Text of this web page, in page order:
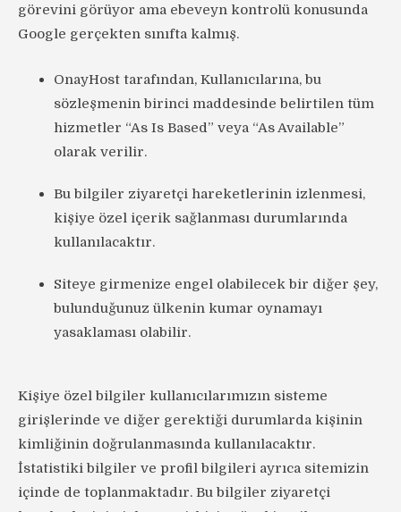
görevini görüyor ama ebeveyn kontrolü konusunda
Google gerçekten sınıfta kalmış.
OnayHost tarafından, Kullanıcılarına, bu
sözleşmenin birinci maddesinde belirtilen tüm
hizmetler “As Is Based” veya “As Available”
olarak verilir.
Bu bilgiler ziyaretçi hareketlerinin izlenmesi,
kişiye özel içerik sağlanması durumlarında
kullanılacaktır.
Siteye girmenize engel olabilecek bir diğer şey,
bulunduğunuz ülkenin kumar oynamayı
yasaklaması olabilir.
Kişiye özel bilgiler kullanıcılarımızın sisteme
girişlerinde ve diğer gerektiği durumlarda kişinin
kimliğinin doğrulanmasında kullanılacaktır.
İstatistiki bilgiler ve profil bilgileri ayrıca sitemizin
içinde de toplanmaktadır. Bu bilgiler ziyaretçi